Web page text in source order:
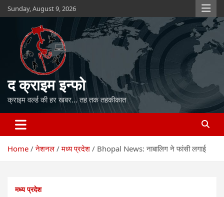
Skip
to
Sunday, August 9, 2026
द क्राइम इन्फो
क्राइम वर्ल्ड की हर खबर… तह तक तहकीकात
Home नेशनल मध्य प्रदेश Bhopal News: नाबालिग ने फांसी लगाई
मध्य प्रदेश